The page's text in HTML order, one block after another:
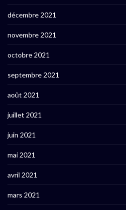
décembre 2021
novembre 2021
octobre 2021
septembre 2021
août 2021
juillet 2021
juin 2021
mai 2021
avril 2021
mars 2021